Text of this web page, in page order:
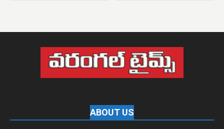
ABOUT US